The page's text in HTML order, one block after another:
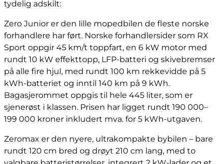
tydelig adskilt:
Zero Junior er den lille mopedbilen de fleste norske
forhandlere har ført. Norske forhandlersider som RX
Sport oppgir 45 km/t toppfart, en 6 kW motor med
rundt 10 kW effekttopp, LFP-batteri og skivebremser
på alle fire hjul, med rundt 100 km rekkevidde på 5
kWh-batteriet og inntil 140 km på 9 kWh.
Bagasjerommet oppgis til hele 445 liter, som er
sjenerøst i klassen. Prisen har ligget rundt 190 000–
199 000 kroner inkludert mva. for 5 kWh-utgaven.
Zeromax er den nyere, ultrakompakte bybilen – bare
rundt 120 cm bred og drøyt 210 cm lang, med to